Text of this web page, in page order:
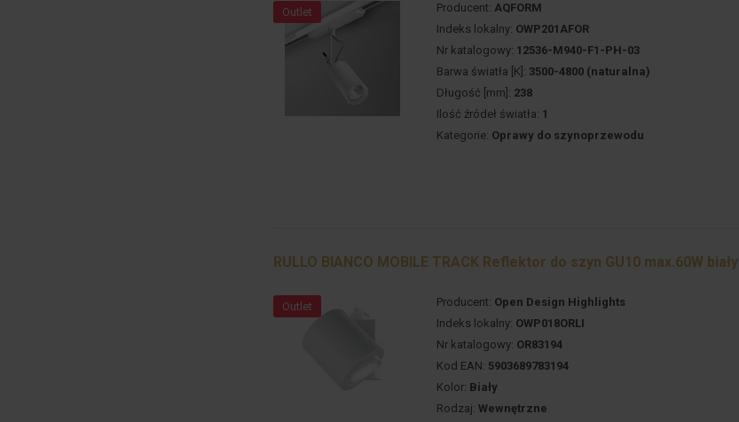
Outlet Producent: AQFORM
Indeks lokalny: OWP201AFOR
Nr katalogowy: 12536-M940-F1-PH-03
Barwa światła [K]: 3500-4800 (naturalna)
Długość [mm]: 238
Ilość źródeł światła: 1
Kategorie: Oprawy do szynoprzewodu
RULLO BIANCO MOBILE TRACK Reflektor do szyn GU10 max.60W biały
Outlet Producent: Open Design Highlights
Indeks lokalny: OWP018ORLI
Nr katalogowy: OR83194
Kod EAN: 5903689783194
Kolor: Biały
Rodzaj:Wewnętrzne